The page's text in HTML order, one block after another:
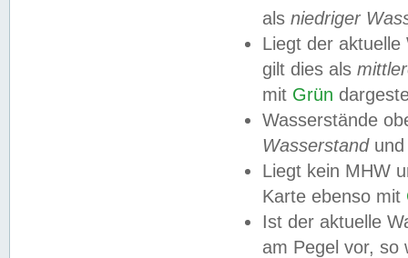
als niedriger
Liegt der
gilt dies als
mit Grün
Wasserstände
Wasserstandund
Liegt kein MHW
Karte ebenso mit
Ist der aktuelle
am Pegel vor,